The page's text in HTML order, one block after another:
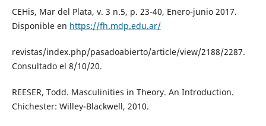
CEHis, Mar del Plata, v. 3 n.5, p. 23-40, Enero-junio 2017.
Disponible en https://fh.mdp.edu.ar/
revistas/index.php/pasadoabierto/article/view/2188/2287.
Consultado el 8/10/20.
REESER, Todd. Masculinities in Theory. An Introduction.
Chichester: Willey-Blackwell, 2010.